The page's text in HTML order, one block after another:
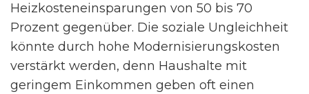
Heizkosteneinsparungen von 50 bis 70
Prozent gegenüber. Die soziale Ungleichheit
könnte durch hohe Modernisierungskosten
verstärkt werden, denn Haushalte mit
geringem Einkommen geben oft einen